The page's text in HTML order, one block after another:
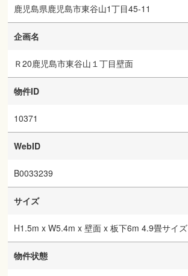
鹿児島県鹿児島市東谷山1丁目45-11
企画名
Ｒ20鹿児島市東谷山１丁目壁面
物件ID
10371
WebID
B0033239
サイズ
H1.5m x W5.4m x 壁面 x 板下6m 4.9畳サイズ
物件状態